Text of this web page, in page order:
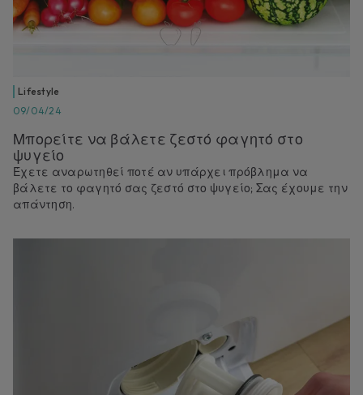
Lifestyle
09/04/24
Μπορείτε να βάλετε ζεστό φαγητό στο
ψυγείο
Έχετε αναρωτηθεί ποτέ αν υπάρχει πρόβλημα να
βάλετε το φαγητό σας ζεστό στο ψυγείο; Σας έχουμε την
απάντηση.